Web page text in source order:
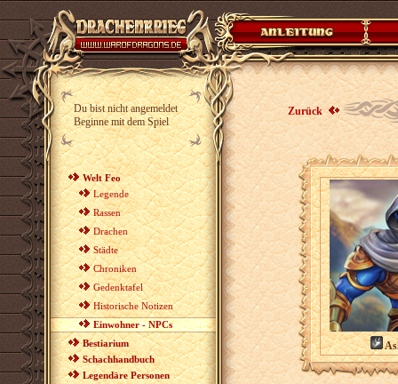
Du bist nicht angemeldet
Beginne mit dem Spiel
Welt Feo
Legende
Rassen
Drachen
Städte
Chroniken
Gedenktafel
Historische Notizen
Einwohner - NPCs
Bestiarium
Schachhandbuch
Legendäre Personen
Zurück